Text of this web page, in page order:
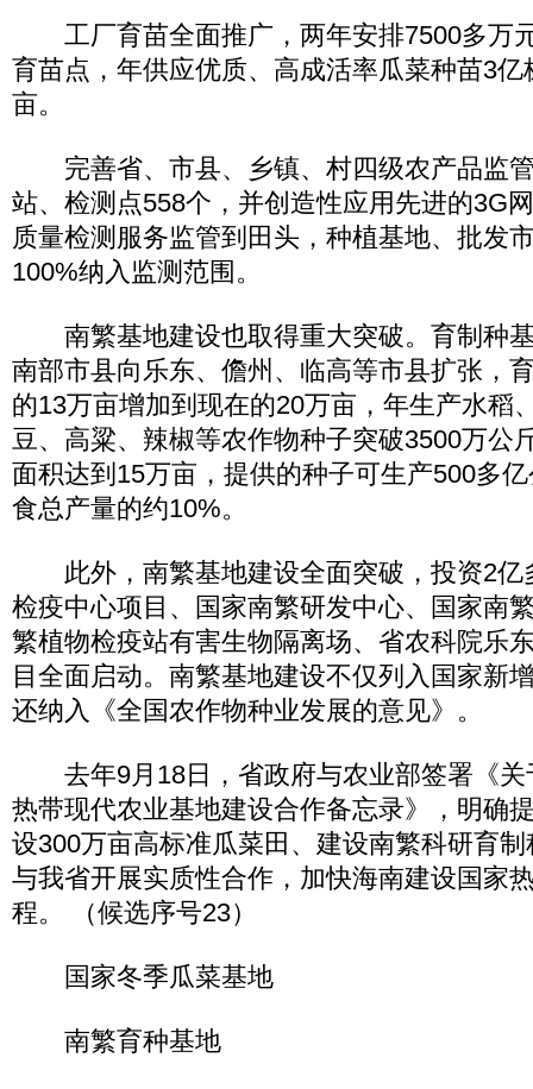
工厂育苗全面推广，两年安排7500多万
育苗点，年供应优质、高成活率瓜菜种苗3
亩。
完善省、市县、乡镇、村四级农产品监
站、检测点558个，并创造性应用先进的3G
质量检测服务监管到田头，种植基地、批发
100%纳入监测范围。
南繁基地建设也取得重大突破。育制种
南部市县向乐东、儋州、临高等市县扩张，
的13万亩增加到现在的20万亩，年生产水稻
豆、高粱、辣椒等农作物种子突破3500万公
面积达到15万亩，提供的种子可生产500多
食总产量的约10%。
此外，南繁基地建设全面突破，投资2亿
检疫中心项目、国家南繁研发中心、国家南
繁植物检疫站有害生物隔离场、省农科院乐
目全面启动。南繁基地建设不仅列入国家新
还纳入《全国农作物种业发展的意见》。
去年9月18日，省政府与农业部签署《关
热带现代农业基地建设合作备忘录》，明确
设300万亩高标准瓜菜田、建设南繁科研育
与我省开展实质性合作，加快海南建设国家
程。 （候选序号23）
国家冬季瓜菜基地
南繁育种基地